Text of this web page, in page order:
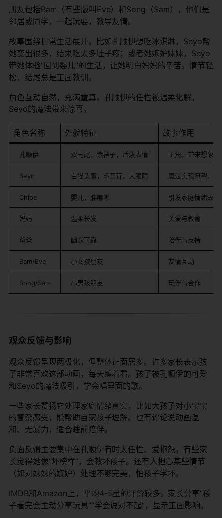
朋友包括Bam（有些版叫Eve）和Song（Sam），他们是
邻居或同学，一起玩耍，教导友情。
故事围绕日常生活展开。比如孔顺伊想吃冰淇淋，Seyo帮
她变出很多，结果吃太多肚子疼；或者她嫉妒妹妹，Seyo
带她体验“回到婴儿”的生活，让她明白妈妈的辛苦。情节轻
松，结尾总是正面教训。
角色互动自然，充满童真。孔顺伊的任性被温柔化解，
Seyo的魔法带来惊喜。
角色名称 外貌特征 故事作用
孔顺伊 双马尾，紫裙子，活泼表情 主角，带来想象和
Seyo 白猫头鹰，毛茸茸，大眼睛 魔法实现愿望，提
Chloe 婴儿，胖嘟嘟 引发家庭情绪故事
妈妈 温柔长发 关爱与教育
爸爸 幽默可靠 陪伴与支持
Bam/Eve 小女孩朋友 友情互动
Song/Sam 小男孩朋友 玩伴与合作
观众反馈与影响
观众反馈呈现两极化，但整体正面居多。许多家长表示孩
子非常喜欢这部动画，每天缠着看。孩子被孔顺伊的可爱
和Seyo的魔法吸引，学会唱里面的歌。
一些家长赞扬它处理家庭情绪真实，比如大孩子对小宝宝
的复杂感受，能帮助自家孩子理解。也有评论说动画温
和、无暴力，适合睡前陪伴。
负面反馈主要集中在孔顺伊有时太任性、爱抱怨。有些家
长觉得她像“坏榜样”，会教坏孩子。还有人担心某些情节
（如对妹妹的嫉妒）处理不够完美，怕孩子学坏。
IMDB和Amazon上，平均4-5星的评价较多。家长分享“孩
子看完会主动分享玩具”“学会说对不起”，显示正面影响。